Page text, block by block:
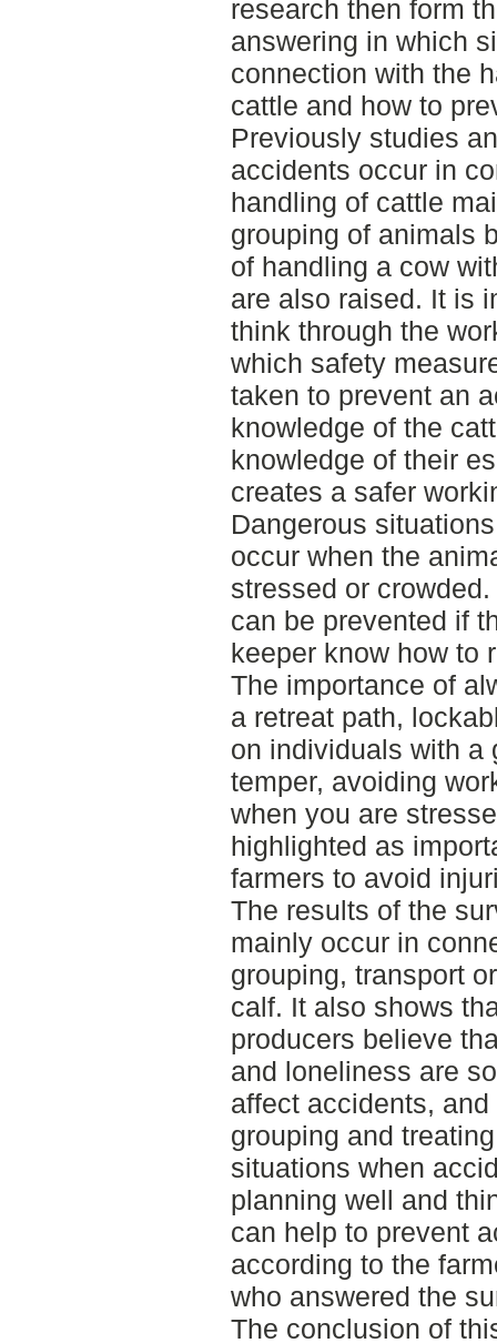
research then form
answering in which
connection with the
cattle and how to
Previously studies
accidents occur in
handling of cattle
grouping of animals
of handling a cow
are also raised. It is
think through the
which safety
taken to prevent an
knowledge of the
knowledge of their
creates a safer
Dangerous
occur when the
stressed or
can be prevented if
keeper know how to
The importance of
a retreat path,
on individuals with a
temper, avoiding
when you are
highlighted as
farmers to avoid
The results of the
mainly occur in
grouping, transport
calf. It also shows
producers believe
and loneliness are
affect accidents,
grouping and
situations when
planning well and
can help to prevent
according to the
who answered the
The conclusion of